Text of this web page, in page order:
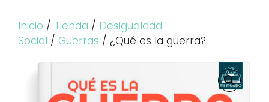
Inicio / Tienda / Desigualdad
Social / Guerras / ¿Qué es la guerra?